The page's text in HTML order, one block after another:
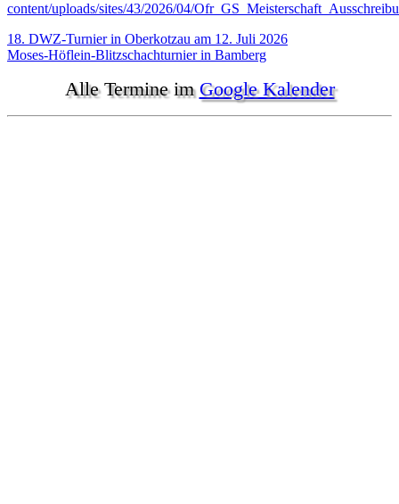
content/uploads/sites/43/2026/04/
Beitragsnavigation
18. DWZ-Turnier in Oberkotzau am 12. Juli 2026
Moses-Höflein-Blitzschachturnier in Bamberg
Alle Termine im Google Kalender